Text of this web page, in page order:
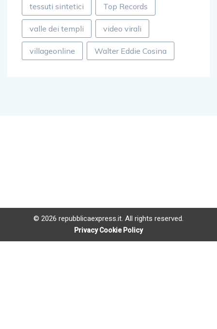
tessuti sintetici Top Records
valle dei templi video virali
villageonline Walter Eddie Cosina
© 2026 repubblicaexpress.it. All rights reserved.
Privacy Cookie Policy